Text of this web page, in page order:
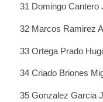
31 Domingo Cantero
32 Marcos Ramirez
33 Ortega Prado
34 Criado Briones
35 Gonzalez Garcia